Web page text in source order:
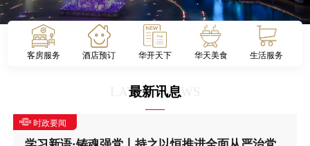
客房服务 酒店预订 华开天下 华天美食 生活服务
最新讯息
LATEST NEWS
时政要闻